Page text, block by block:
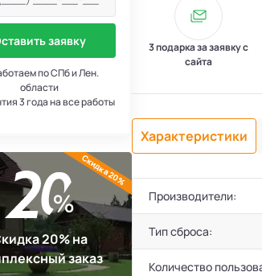
заявку
по СПб и Лен.
области
3 года на все работы
20% на
заказ
Скидка 20%
3 подарка за заявку с
сайта
Характеристики
Производители:
Тип сброса:
Количество